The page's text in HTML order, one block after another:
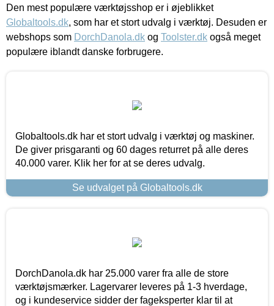
Den mest populære værktøjsshop er i øjeblikket
Globaltools.dk, som har et stort udvalg i værktøj. Desuden er
webshops som DorchDanola.dk og Toolster.dk også meget
populære iblandt danske forbrugere.
Globaltools.dk har et stort udvalg i værktøj og maskiner.
De giver prisgaranti og 60 dages returret på alle deres
40.000 varer. Klik her for at se deres udvalg.
Se udvalget på Globaltools.dk
DorchDanola.dk har 25.000 varer fra alle de store
værktøjsmærker. Lagervarer leveres på 1-3 hverdage,
og i kundeservice sidder der fageksperter klar til at